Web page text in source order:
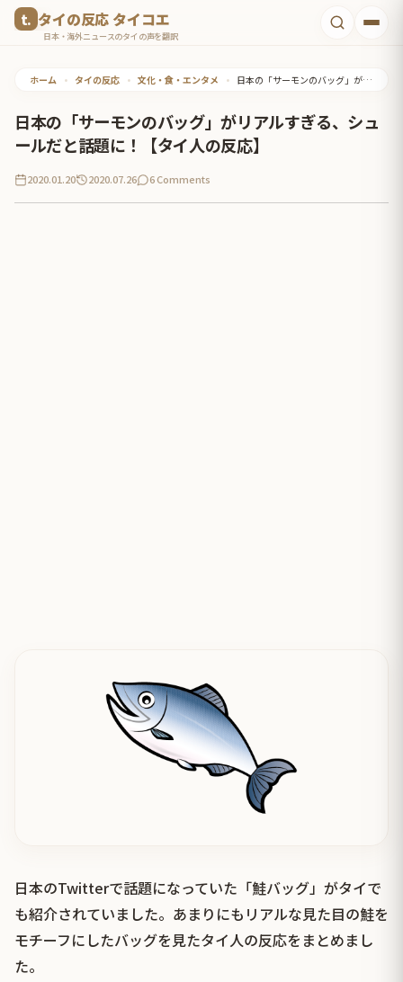
タイの反応 タイコエ
日本・海外ニュースのタイの声を翻訳
ホーム • タイの反応 • 文化・食・エンタメ • 日本の「サーモンのバッグ」がリアルすぎる、シュールだと話題に！【タイ人の反応】
日本の「サーモンのバッグ」がリアルすぎる、シュ
ールだと話題に！【タイ人の反応】
2020.01.20 2020.07.26 6 Comments
日本のTwitterで話題になっていた「鮭バッグ」がタイで
も紹介されていました。あまりにもリアルな見た目の鮭を
モチーフにしたバッグを見たタイ人の反応をまとめまし
た。